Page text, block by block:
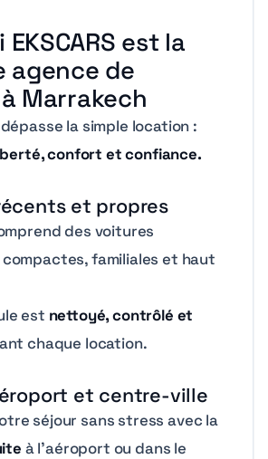
est la
agence de
Marrakech
la simple location :
confort et confiance.
et propres
des voitures
compactes, familiales et haut
est nettoyé, contrôlé et
chaque location.
et centre-ville
séjour sans stress avec la
à l’aéroport ou dans le